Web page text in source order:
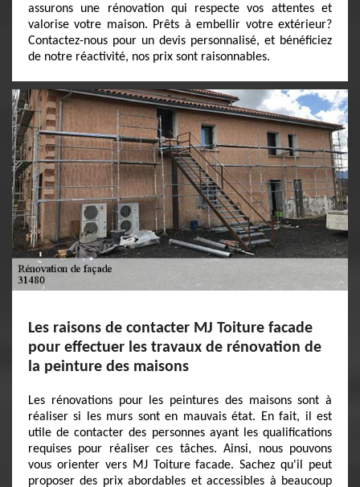
assurons une rénovation qui respecte vos attentes et
valorise votre maison. Prêts à embellir votre extérieur?
Contactez-nous pour un devis personnalisé, et bénéficiez
de notre réactivité, nos prix sont raisonnables.
Les raisons de contacter MJ Toiture facade
pour effectuer les travaux de rénovation de
la peinture des maisons
Les rénovations pour les peintures des maisons sont à
réaliser si les murs sont en mauvais état. En fait, il est
utile de contacter des personnes ayant les qualifications
requises pour réaliser ces tâches. Ainsi, nous pouvons
vous orienter vers MJ Toiture facade. Sachez qu'il peut
proposer des prix abordables et accessibles à beaucoup